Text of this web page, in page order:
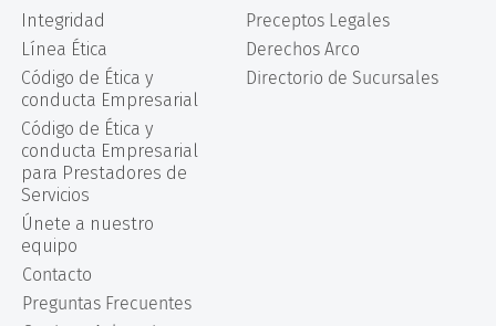
Integridad
Línea Ética
Código de Ética y
conducta Empresarial
Código de Ética y
conducta Empresarial
para Prestadores de
Servicios
Únete a nuestro
equipo
Preceptos Legales
Derechos Arco
Directorio de Sucursales
Contacto
Preguntas Frecuentes